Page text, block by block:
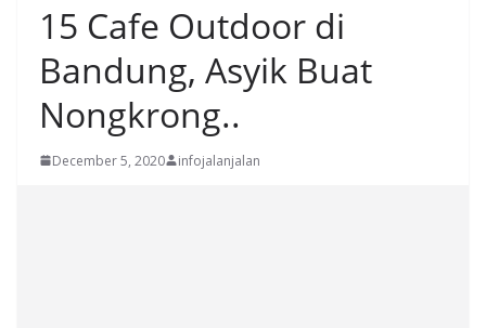
15 Cafe Outdoor di
Bandung, Asyik Buat
Nongkrong..
December 5, 2020 infojalanjalan